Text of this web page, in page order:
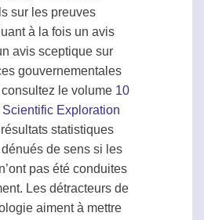
sur les preuves
à la fois un avis
avis sceptique sur
gouvernementales
le volume 10
Exploration
résultats statistiques
de sens si les
pas été conduites
Les détracteurs de
aiment à mettre